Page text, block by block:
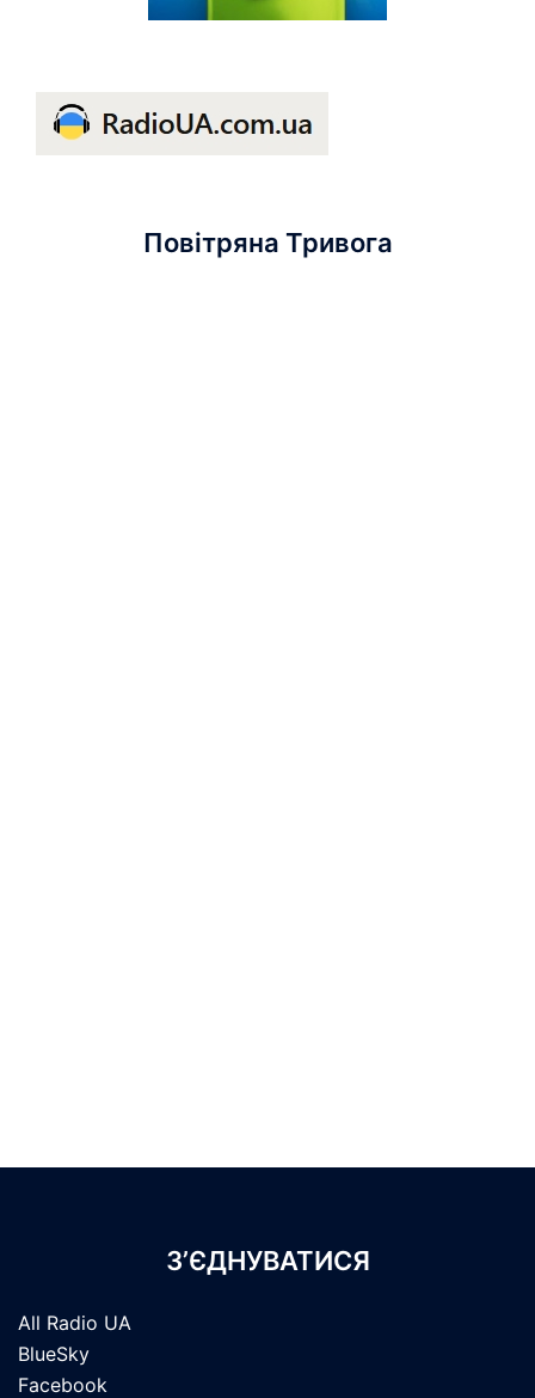
Повітряна Тривога
З’ЄДНУВАТИСЯ
All Radio UA
BlueSky
Facebook